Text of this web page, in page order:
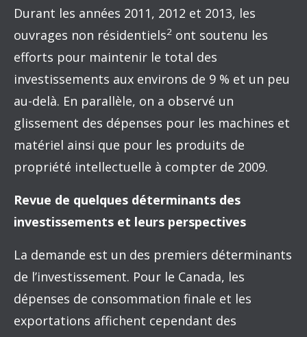
Durant les années 2011, 2012 et 2013, les
ouvrages non résidentiels2 ont soutenu les
efforts pour maintenir le total des
investissements aux environs de 9 % et un peu
au-delà. En parallèle, on a observé un
glissement des dépenses pour les machines et
matériel ainsi que pour les produits de
propriété intellectuelle à compter de 2009.
Revue de quelques déterminants des
investissements et leurs perspectives
La demande est un des premiers déterminants
de l’investissement. Pour le Canada, les
dépenses de consommation finale et les
exportations affichent cependant des